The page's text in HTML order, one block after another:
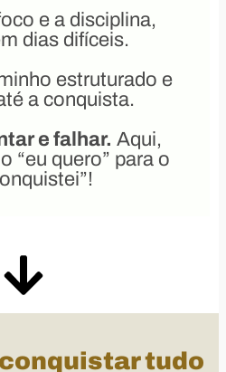
e a disciplina,
dias difíceis.
estruturado e
a conquista.
e falhar. Aqui,
“eu quero” para o
tudo